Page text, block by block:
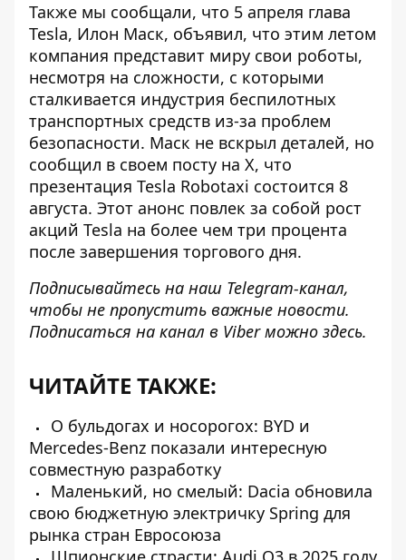
Также мы сообщали, что 5 апреля глава
Tesla, Илон Маск, объявил, что этим летом
компания представит миру свои роботы,
несмотря на сложности, с которыми
сталкивается индустрия беспилотных
транспортных средств из-за проблем
безопасности. Маск не вскрыл деталей, но
сообщил в своем посту на X, что
презентация Tesla Robotaxi состоится 8
августа. Этот анонс повлек за собой рост
акций Tesla на более чем три процента
после завершения торгового дня.
Подписывайтесь на наш Telegram-канал,
чтобы не пропустить важные новости.
Подписаться на канал в Viber можно здесь.
ЧИТАЙТЕ ТАКЖЕ:
О бульдогах и носорогох: BYD и
Mercedes-Benz показали интересную
совместную разработку
Маленький, но смелый: Dacia обновила
свою бюджетную электричку Spring для
рынка стран Евросоюза